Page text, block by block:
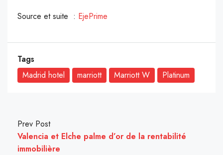
Source et suite : EjePrime
Tags
Madrid hotel
marriott Marriott W Platinum
Prev Post
Valencia et Elche palme d’or de la rentabilité
immobilière